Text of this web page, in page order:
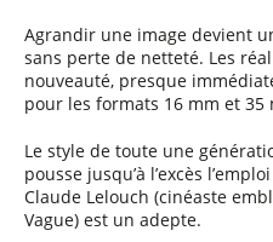
Agrandir une image devient
sans perte de netteté. Les
nouveauté, presque
pour les formats 16 mm et 35
Le style de toute une
pousse jusqu’à l’excès
Claude Lelouch (cinéaste
Vague) est un adepte.